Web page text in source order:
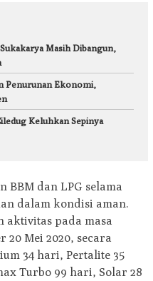
Masih Dibangun,
Penurunan Ekonomi,
Keluhkan Sepinya
BBM dan LPG selama
dalam kondisi aman.
aktivitas pada masa
20 Mei 2020, secara
34 hari, Pertalite 35
Turbo 99 hari, Solar 28